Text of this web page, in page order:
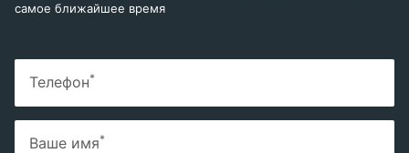
самое ближайшее время
Телефон*
Ваше имя*